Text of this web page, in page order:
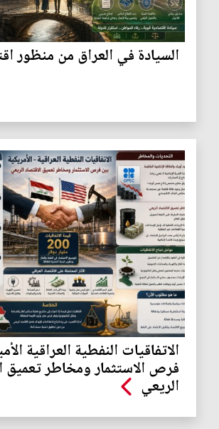
السيادة في العراق من منظور
الاتفاقيات النفطية العراقية
فرص الاستثمار ومخاطر تعميق
الريعي